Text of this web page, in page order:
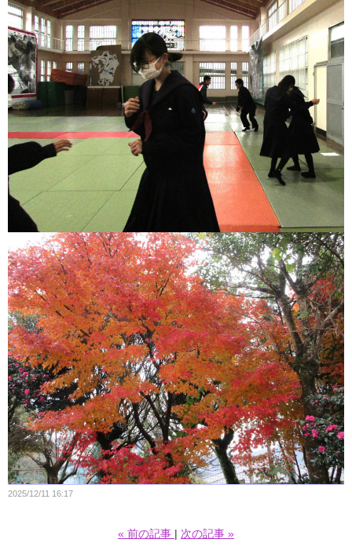
2025/12/11 16:17
« 前の記事 次の記事 »